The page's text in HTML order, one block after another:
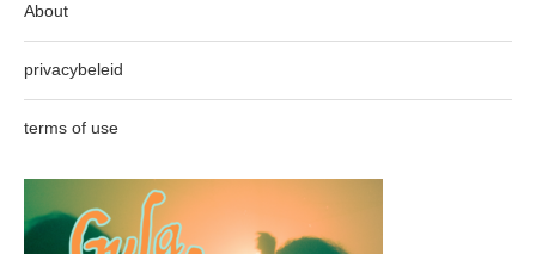
About
privacybeleid
terms of use